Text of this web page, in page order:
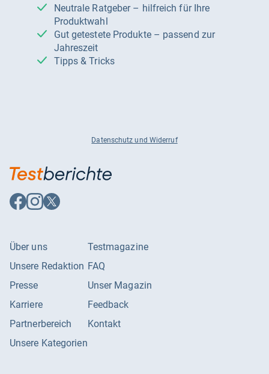
Neutrale Ratgeber – hilfreich für Ihre
Produktwahl
Gut getestete Produkte – passend zur
Jahreszeit
Tipps & Tricks
Datenschutz und Widerruf
Auf
Facebook
Auf
Instagram
Auf
X
Über uns
Unsere Redaktion
Presse
Karriere
Partnerbereich
Unsere Kategorien
Testmagazine
FAQ
Unser Magazin
Feedback
Kontakt